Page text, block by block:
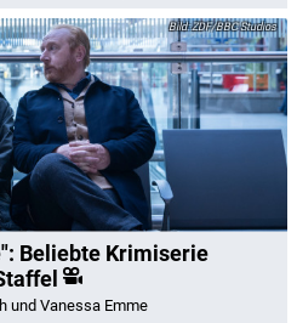
ZDF/BBC Studios
Beliebte Krimiserie
und Vanessa Emme